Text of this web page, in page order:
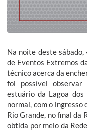
Na noite deste
de Eventos Extremos
técnico acerca da
foi possível
estuário da Lagoa dos
normal, com o ingresso
Rio Grande, no final da
obtida por meio da